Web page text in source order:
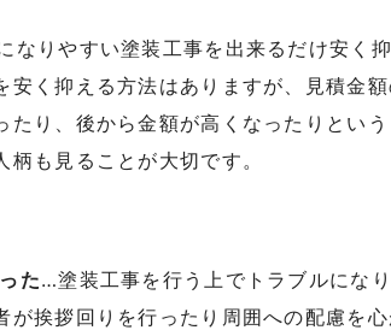
なりやすい塗装工事を出来るだけ安く
く抑える方法はありますが、見積金
り、後から金額が高くなったりとい
も見ることが大切です。
た…塗装工事を行う上でトラブルにな
挨拶回りを行ったり周囲への配慮を